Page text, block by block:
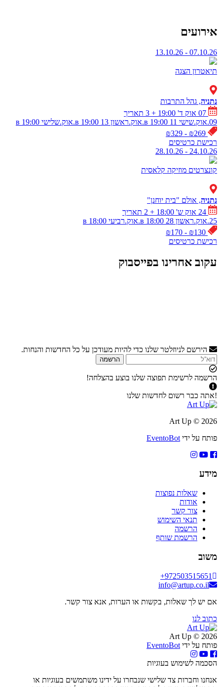
אירועים
07.10.26 - 13.10.26
תיאטרון הצגה
נתניה, גהל התרבות
+ 3 תאריך
09.אוק.שישי в 19:00
11.אוק.ראשון в 19:00
13.אוק.שלישי в 19:00
רכישת כרטיסים
24.10.26 - 28.10.26
קונצרטים מוזיקה קלאסית
נתניה, אולם "בית יוחנן"
+ 2 תאריך
25.אוק.ראשון в 18:00
28.אוק.רביעי в 18:00
רכישת כרטיסים
עקוב אחרינו בפייסבוק
הירשם לניוזלטר שלנו כדי להיות מעודכן על כל החדשות והנחות.
הרשמה
הרשמה לרשימת תפוצה שלנו בוצע בהצלחה!
!אתה כבר רשום לחדשות שלנו
2026 © Art Up
פותח על ידי EventoBot
מידע
שאלות נפוצות
אודות
צור קשר
תנאי השימוש
הרשמה
הרשמת שותף
משוב
+972503515651
info@artup.co.il
אם יש לך שאלות, בקשות או הערות, אנא צור קשר.
כתוב לנו
2026 © Art Up
פותח על ידי EventoBot
הסכמה לשימוש בעוגיות
אנחנו וחברות צד שלישי שנבחרו על ידינו משתמשים בעוגיות או